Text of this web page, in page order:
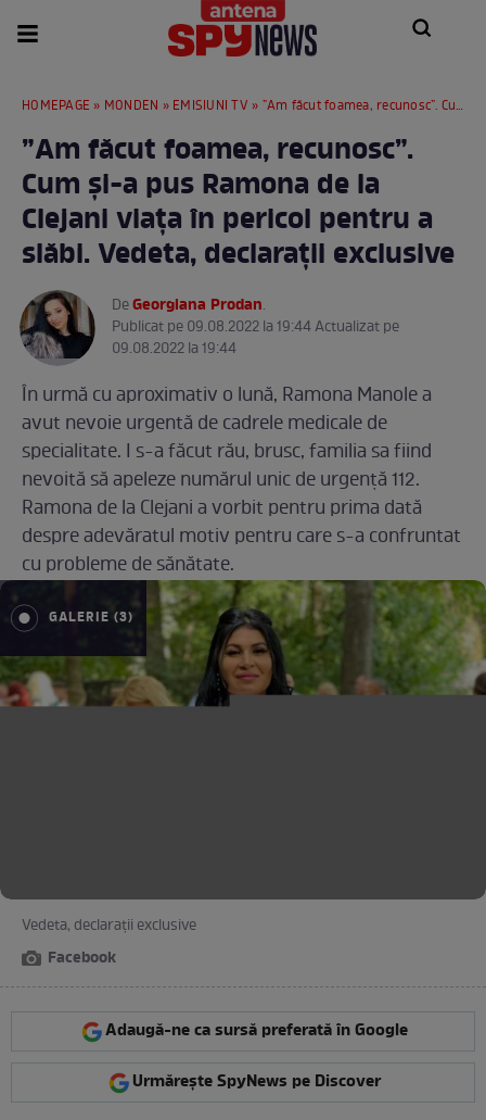
HOMEPAGE » MONDEN » EMISIUNI TV » ”Am făcut foamea, recunosc”. Cum și-a pus Ramona de la Clejani viața în pericol pentru a slăbi. Vedeta, declarații exclusive
”Am făcut foamea, recunosc”.
Cum și-a pus Ramona de la
Clejani viața în pericol pentru a
slăbi. Vedeta, declarații exclusive
DeGeorgiana Prodan.
Publicat pe 09.08.2022 la 19:44 Actualizat pe
09.08.2022 la 19:44
În urmă cu aproximativ o lună, Ramona Manole a
avut nevoie urgentă de cadrele medicale de
specialitate. I s-a făcut rău, brusc, familia sa fiind
nevoită să apeleze numărul unic de urgență 112.
Ramona de la Clejani a vorbit pentru prima dată
despre adevăratul motiv pentru care s-a confruntat
cu probleme de sănătate.
GALERIE (3)
Vedeta, declarații exclusive
Facebook
Adaugă-ne ca sursă preferată în Google
Urmărește SpyNews pe Discover